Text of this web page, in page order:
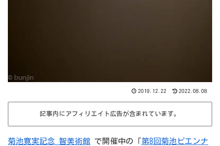
2019.12.22 2022.08.08
記事内にアフィリエイト広告が含まれています。
菊池寛実記念 智美術館 で開催中の「第8回菊池ビエンナ